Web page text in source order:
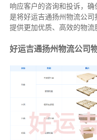
响应客户的咨询和投诉，
是将好运吉通扬州物流公
提供更加优质、高效的物流
好运吉通扬州物流公司